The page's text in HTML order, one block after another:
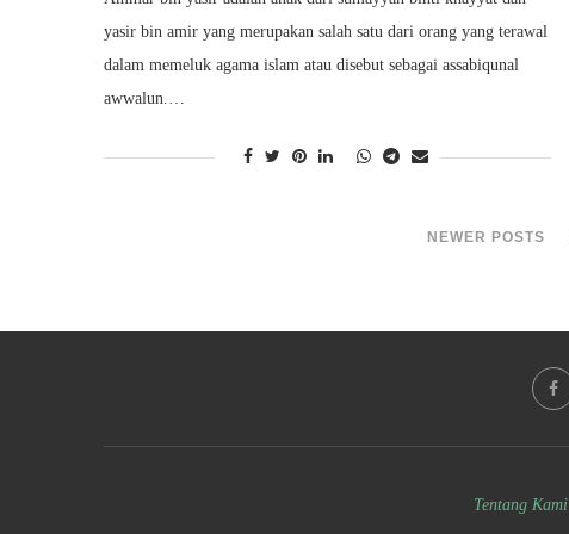
yasir bin amir yang merupakan salah satu dari orang yang terawal
dalam memeluk agama islam atau disebut sebagai assabiqunal
awwalun.…
NEWER POSTS
Tentang Kami